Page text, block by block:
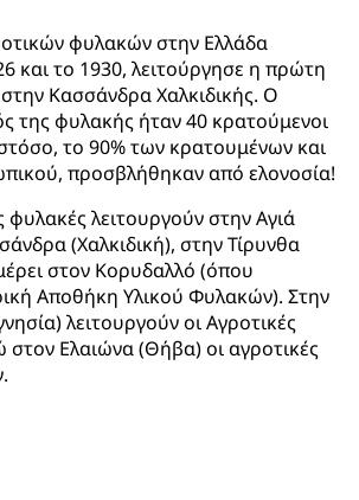
φυλακών στην Ελλάδα
και το 1930, λειτούργησε η πρώτη
Κασσάνδρα Χαλκιδικής. Ο
της φυλακής ήταν 40 κρατούμενοι
το 90% των κρατουμένων και
προσβλήθηκαν από ελονοσία!
φυλακές λειτουργούν στην Αγιά
(Χαλκιδική), στην Τίρυνθα
στον Κορυδαλλό (όπου
Αποθήκη Υλικού Φυλακών). Στην
λειτουργούν οι Αγροτικές
Ελαιώνα (Θήβα) οι αγροτικές